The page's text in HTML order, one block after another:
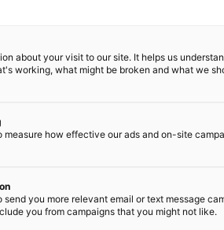
kohteista, kuten
about your visit to our site. It helps us
working, what might be broken and what we
measure how effective our ads and on-site
send you more relevant email or text message
you from campaigns that you might not like.